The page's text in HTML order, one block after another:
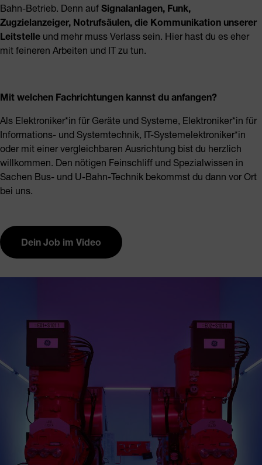
Bahn-Betrieb. Denn auf Signalanlagen, Funk,
Zugzielanzeiger, Notrufsäulen, die Kommunikation unserer
Leitstelle und mehr muss Verlass sein. Hier hast du es eher
mit feineren Arbeiten und IT zu tun.
Mit welchen Fachrichtungen kannst du anfangen?
Als Elektroniker*in für Geräte und Systeme, Elektroniker*in für
Informations- und Systemtechnik, IT-Systemelektroniker*in
oder mit einer vergleichbaren Ausrichtung bist du herzlich
willkommen. Den nötigen Feinschliff und Spezialwissen in
Sachen Bus- und U-Bahn-Technik bekommst du dann vor Ort
bei uns.
Dein Job im Video